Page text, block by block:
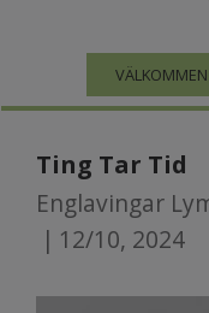
Ting Tar Tid
Englavingar
| 12/10, 2024